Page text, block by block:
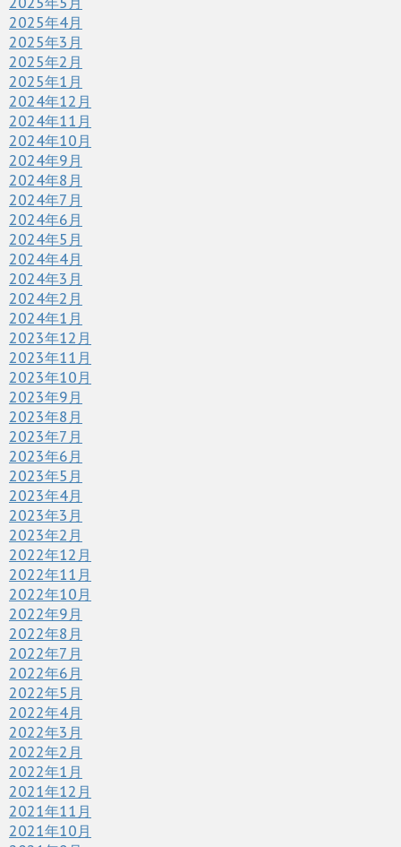
2025年4月
2025年3月
2025年2月
2025年1月
2024年12月
2024年11月
2024年10月
2024年9月
2024年8月
2024年7月
2024年6月
2024年5月
2024年4月
2024年3月
2024年2月
2024年1月
2023年12月
2023年11月
2023年10月
2023年9月
2023年8月
2023年7月
2023年6月
2023年5月
2023年4月
2023年3月
2023年2月
2022年12月
2022年11月
2022年10月
2022年9月
2022年8月
2022年7月
2022年6月
2022年5月
2022年4月
2022年3月
2022年2月
2022年1月
2021年12月
2021年11月
2021年10月